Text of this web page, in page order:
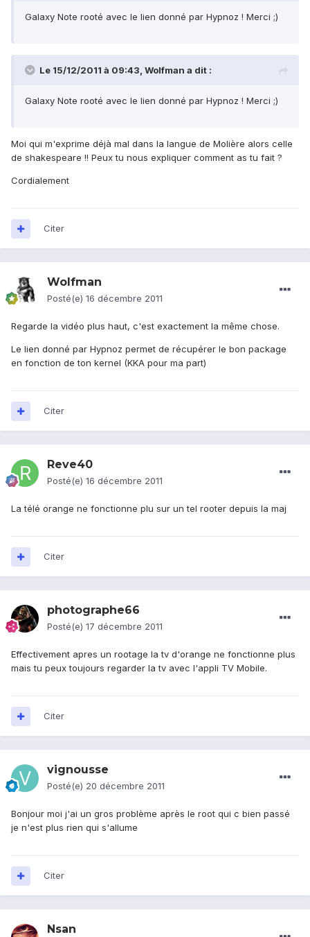
Galaxy Note rooté avec le lien donné par Hypnoz ! Merci ;)
Le 15/12/2011 à 09:43, Wolfman a dit :
Galaxy Note rooté avec le lien donné par Hypnoz ! Merci ;)
Moi qui m'exprime déjà mal dans la langue de Molière alors celle
de shakespeare !! Peux tu nous expliquer comment as tu fait ?
Cordialement
Citer
Wolfman
Posté(e) 16 décembre 2011
Regarde la vidéo plus haut, c'est exactement la même chose.
Le lien donné par Hypnoz permet de récupérer le bon package
en fonction de ton kernel (KKA pour ma part)
Citer
Reve40
Posté(e) 16 décembre 2011
La télé orange ne fonctionne plu sur un tel rooter depuis la maj
Citer
photographe66
Posté(e) 17 décembre 2011
Effectivement apres un rootage la tv d'orange ne fonctionne plus
mais tu peux toujours regarder la tv avec l'appli TV Mobile.
Citer
vignousse
Posté(e) 20 décembre 2011
Bonjour moi j'ai un gros problème après le root qui c bien passé
je n'est plus rien qui s'allume
Citer
Nsan